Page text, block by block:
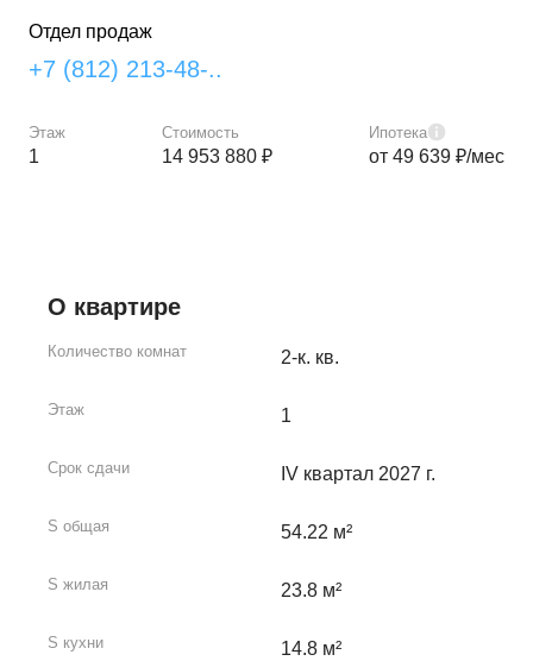
Отдел продаж
+7 (812) 213-48-..
Этаж
1
Стоимость
14 953 880 ₽
Ипотека
от 49 639 ₽/мес
О квартире
Количество комнат 2-к. кв.
Этаж 1
Срок сдачи IV квартал 2027 г.
S общая 54.22 м²
S жилая 23.8 м²
S кухни 14.8 м²